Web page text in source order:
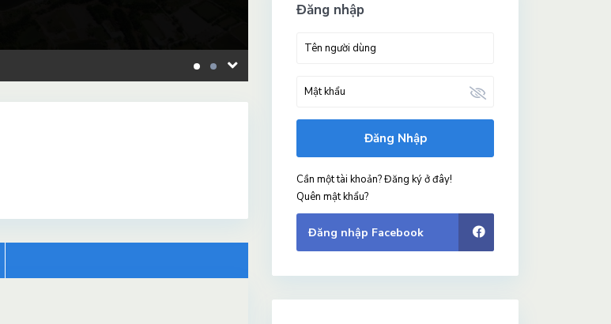
Đăng nhập
Đăng Nhập
Cần một tài khoản? Đăng ký ở đây!
Quên mật khẩu?
Đăng nhập Facebook